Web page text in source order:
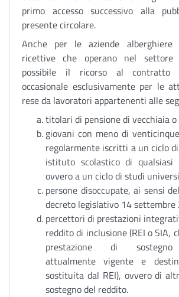
primo accesso successivo alla
presente circolare.
Anche per le aziende
ricettive che operano nel
possibile il ricorso al contratto
occasionale esclusivamente per le
rese da lavoratori appartenenti alle
titolari di pensione di vecchiaia
giovani con meno di
regolarmente iscritti a un ciclo
istituto scolastico di qualsiasi
ovvero a un ciclo di studi
persone disoccupate, ai sensi
decreto legislativo 14 settembre
percettori di prestazioni
reddito di inclusione (REI o SIA,
prestazione di sostegno
attualmente vigente e
sostituita dal REI), ovvero di
sostegno del reddito.